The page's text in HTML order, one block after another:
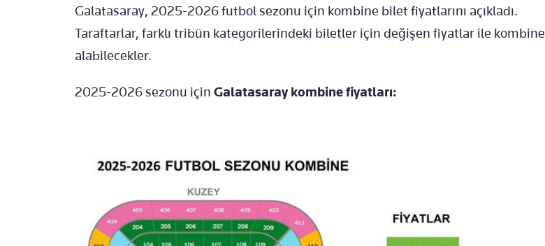
Galatasaray, 2025-2026 futbol sezonu için kombine bilet fiyatlarını açıkladı.
Taraftarlar, farklı tribün kategorilerindeki biletler için değişen fiyatlar ile kombine
alabilecekler.
2025-2026 sezonu için Galatasaray kombine fiyatları: